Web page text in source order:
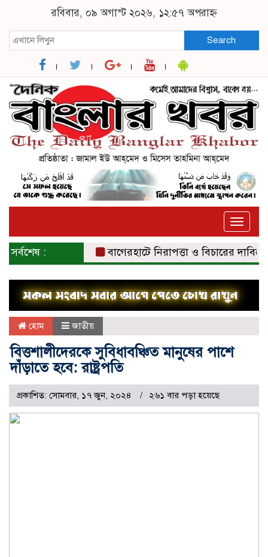
রবিবার, ০৯ অগাস্ট ২০২৬, ১২:৫৭ অপরাহ্ন
Search
Toggle
সর্বশেষ : বাগেরহাটে নিরাপত্তা ও বিচারের দাবিতে
হোম জাতীয়
বিত্তশালীদেরকে সুবিধাবঞ্চিত মানুষের পাশে
দাঁড়াতে হবে: রাষ্ট্রপতি
প্রকাশিত: সোমবার, ১৭ জুন, ২০২৪ ২৬১ বার পড়া হয়েছে